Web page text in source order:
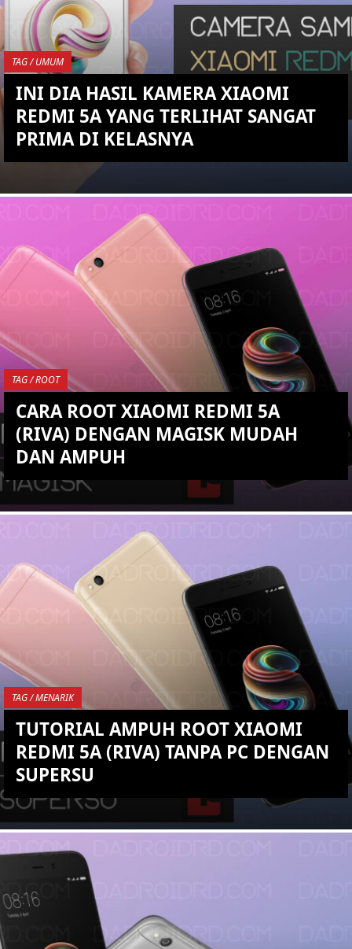
YOU ARE VIEWING MOST
RECENT POST
TAG / UMUM
INI DIA HASIL KAMERA XIAOMI
REDMI 5A YANG TERLIHAT SANGAT
PRIMA DI KELASNYA
KEMBALI KE ATAS
YOU ARE VIEWING MOST
RECENT POST
TAG / ROOT
CARA ROOT XIAOMI REDMI 5A
(RIVA) DENGAN MAGISK MUDAH
DAN AMPUH
KEMBALI KE ATAS
YOU ARE VIEWING MOST
RECENT POST
TAG / MENARIK
TUTORIAL AMPUH ROOT XIAOMI
REDMI 5A (RIVA) TANPA PC DENGAN
SUPERSU